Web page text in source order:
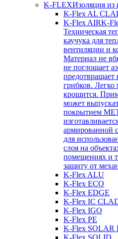
K-FLEXИзоляция из
K-Flex AL
K-Flex AIRK-
Техническая
каучука для
вентиляции и
Материал не
не поглощает
предотвращает
грибков. Легко
крошится.
может
покрытием
армированной
для
слоя на
помещениях и
защиту от
K-Flex ALU
K-Flex ECO
K-Flex EDGE
K-Flex IC
K-Flex IGO
K-Flex PE
K-Flex SOLAR
K-Flex SOLID